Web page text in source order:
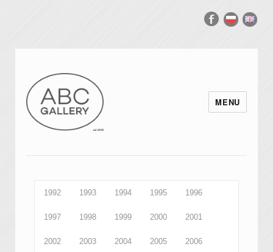
MENU
1992 1993 1994 1995 1996
1997 1998 1999 2000 2001
2002 2003 2004 2005 2006